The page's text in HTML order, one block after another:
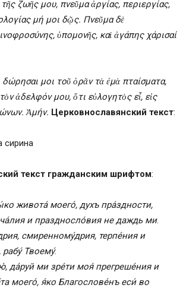
ζωῆς μου, πνεῦμα ἀργίας, περιεργίας,
μή μοι δῷς. Πνεῦμα δὲ
ὑπομονῆς, καὶ ἀγάπης χάρισαί
δώρησαι μοι τοῦ ὁρᾶν τὰ ἐμὰ πταίσματα,
ἀδελφόν μου, ὅτι εὐλογητὸς εἶ, εἰς
Ἀμήν. Церковнославянский текст:
текст гражданским шрифтом:
живота́ моего́, духъ пра́здности,
и праздносло́вия не даждь ми.
смиренному́дрия, терпе́ния и
Твоему́.
да́руй ми зре́ти моя́ прегреше́ния и
моего́, я́ко Благослове́нъ еси́ во